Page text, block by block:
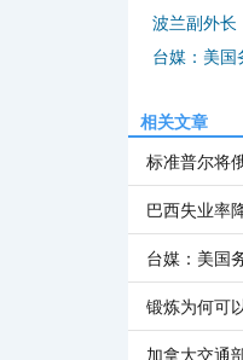
波兰副外长
台媒：美国
相关文章
标准普尔将
巴西失业率
台媒：美国
锻炼为何可
加拿大交通